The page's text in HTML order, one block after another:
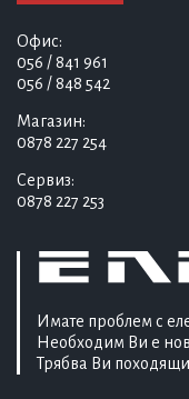
Имате проблем с
Необходим Ви е
Трябва Ви
Офис:
056 / 841 961
056 / 848 542
Магазин:
0878 227 254
Сервиз:
0878 227 253